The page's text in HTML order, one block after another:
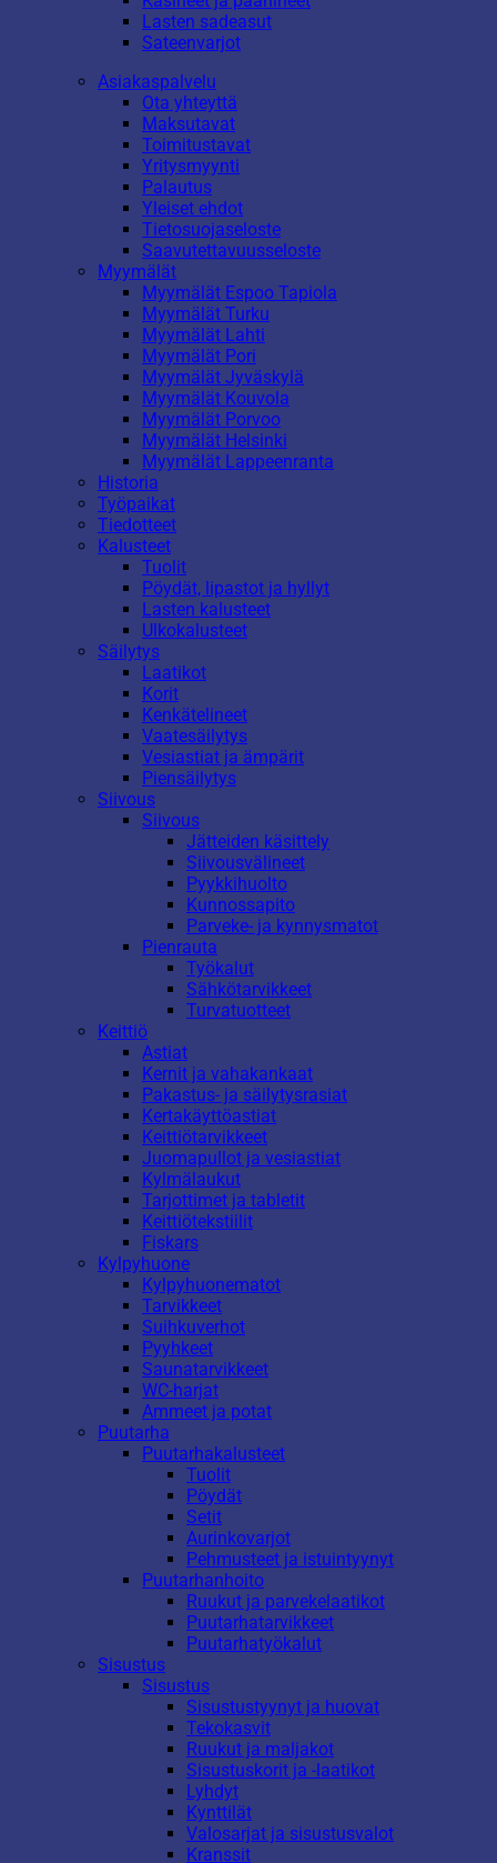
Lasten sadeasut
Sateenvarjot
Asiakaspalvelu
Ota yhteyttä
Maksutavat
Toimitustavat
Yritysmyynti
Palautus
Yleiset ehdot
Tietosuojaseloste
Saavutettavuusseloste
Myymälät
Myymälät Espoo Tapiola
Myymälät Turku
Myymälät Lahti
Myymälät Pori
Myymälät Jyväskylä
Myymälät Kouvola
Myymälät Porvoo
Myymälät Helsinki
Myymälät Lappeenranta
Historia
Työpaikat
Tiedotteet
Kalusteet
Tuolit
Pöydät, lipastot ja hyllyt
Lasten kalusteet
Ulkokalusteet
Säilytys
Laatikot
Korit
Kenkätelineet
Vaatesäilytys
Vesiastiat ja ämpärit
Piensäilytys
Siivous
Siivous
Jätteiden käsittely
Siivousvälineet
Pyykkihuolto
Kunnossapito
Parveke- ja kynnysmatot
Pienrauta
Työkalut
Sähkötarvikkeet
Turvatuotteet
Keittiö
Astiat
Kernit ja vahakankaat
Pakastus- ja säilytysrasiat
Kertakäyttöastiat
Keittiötarvikkeet
Juomapullot ja vesiastiat
Kylmälaukut
Tarjottimet ja tabletit
Keittiötekstiilit
Fiskars
Kylpyhuone
Kylpyhuonematot
Tarvikkeet
Suihkuverhot
Pyyhkeet
Saunatarvikkeet
WC-harjat
Ammeet ja potat
Puutarha
Puutarhakalusteet
Tuolit
Pöydät
Setit
Aurinkovarjot
Pehmusteet ja istuintyynyt
Puutarhanhoito
Ruukut ja parvekelaatikot
Puutarhatarvikkeet
Puutarhatyökalut
Sisustus
Sisustus
Sisustustyynyt ja huovat
Tekokasvit
Ruukut ja maljakot
Sisustuskorit ja -laatikot
Lyhdyt
Kynttilät
Valosarjat ja sisustusvalot
Kranssit